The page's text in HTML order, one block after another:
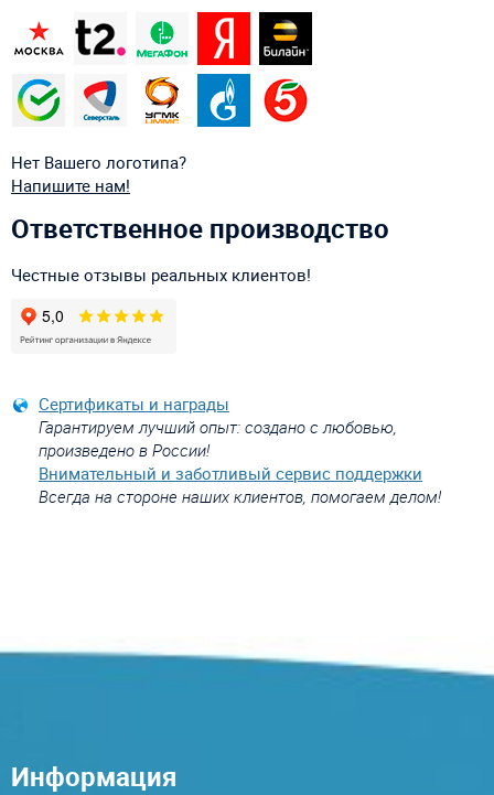
Нет Вашего логотипа?
Напишите нам!
Ответственное производство
Честные отзывы реальных клиентов!
Сертификаты и награды
Гарантируем лучший опыт: создано с любовью,
произведено в России!
Внимательный и заботливый сервис поддержки
Всегда на стороне наших клиентов, помогаем делом!
Информация